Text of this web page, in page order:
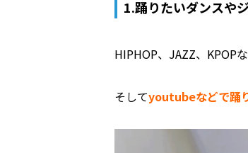
1.踊りたいダンスや
HIPHOP、JAZZ、KPOPな
そしてyoutubeなどで踊